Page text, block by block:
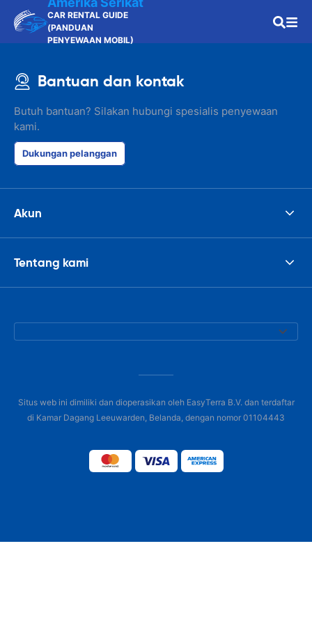
CAR RENTAL GUIDE
(PANDUAN
PENYEWAAN MOBIL)
Bantuan dan kontak
Butuh bantuan? Silakan hubungi spesialis penyewaan
kami.
Dukungan pelanggan
Akun
Tentang kami
Situs web ini dimiliki dan dioperasikan oleh EasyTerra B.V. dan terdaftar
di Kamar Dagang Leeuwarden, Belanda, dengan nomor 01104443